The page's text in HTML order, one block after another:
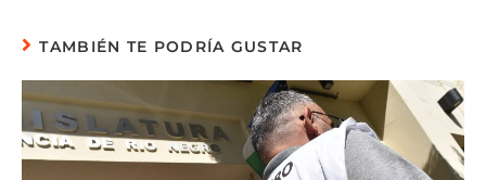
TAMBIÉN TE PODRÍA GUSTAR